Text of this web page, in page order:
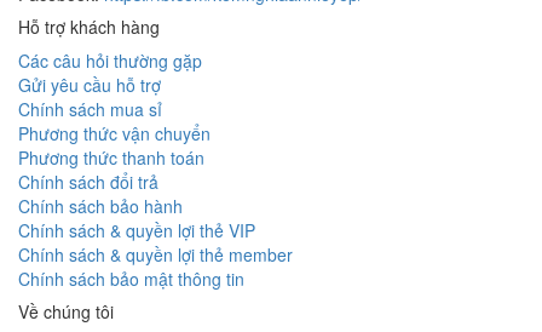
Hỗ trợ khách hàng
Các câu hỏi thường gặp
Gửi yêu cầu hỗ trợ
Chính sách mua sỉ
Phương thức vận chuyển
Phương thức thanh toán
Chính sách đổi trả
Chính sách bảo hành
Chính sách & quyền lợi thẻ VIP
Chính sách & quyền lợi thẻ member
Chính sách bảo mật thông tin
Về chúng tôi